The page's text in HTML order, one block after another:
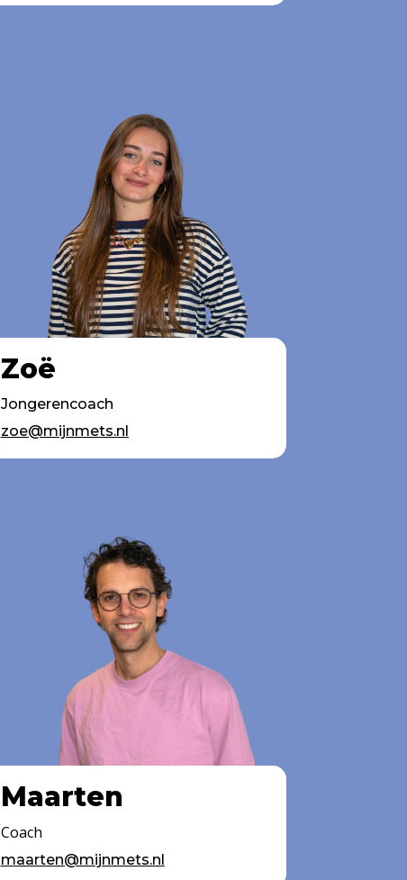
Zoë
Jongerencoach
zoe@mijnmets.nl
Maarten
Coach
maarten@mijnmets.nl